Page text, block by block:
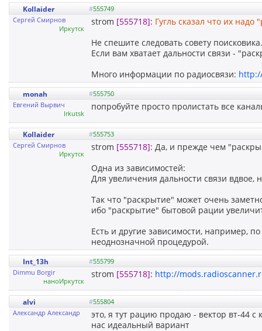
Kollaider #555749
Сергей Смирнов
Иркутск
strom [555718]: Гугль сказал что их надо
Не спешите следовать совету поисковика.
Если вам хватает дальности связи -
Много информации по радиосвязи:
monah #555750
Евгений Вырвич
Irkutsk
попробуйте просто пролистать все
Kollaider #555753
Сергей Смирнов
Иркутск
strom [555718]: Да, и прежде чем
Одна из зависимостей:
Для увеличения дальности связи
Так что "раскрытие" может очень
ибо "раскрытие" бытовой рации
Есть и другие зависимости, например,
неоднозначной процедурой.
Int_13h #555799
Dimmu Borgir
наноИркутск
strom [555718]: http://
alvi #555804
Александр Александр
это, я тут рацию продаю - вектор вт-44
нас идеальный вариант